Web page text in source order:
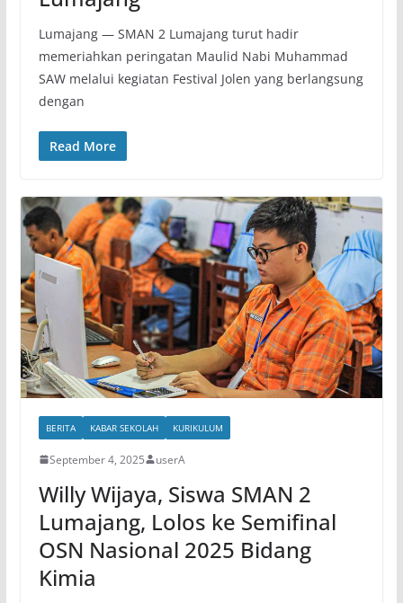
Lumajang — SMAN 2 Lumajang turut hadir
memeriahkan peringatan Maulid Nabi Muhammad
SAW melalui kegiatan Festival Jolen yang berlangsung
dengan
Read More
BERITA KABAR SEKOLAH KURIKULUM
September 4, 2025 userA
Willy Wijaya, Siswa SMAN 2
Lumajang, Lolos ke Semifinal
OSN Nasional 2025 Bidang
Kimia